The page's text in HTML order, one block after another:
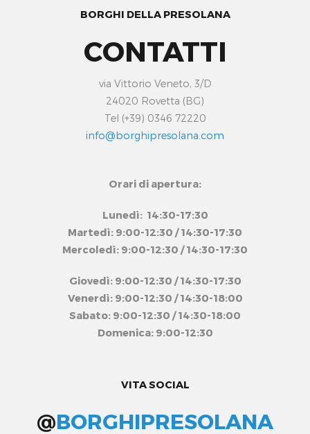
BORGHI DELLA PRESOLANA
CONTATTI
via Vittorio Veneto, 3/D
24020 Rovetta (BG)
Tel (+39) 0346 72220
info@borghipresolana.com
Orari di apertura:
Lunedì: 14:30-17:30
Martedì: 9:00-12:30 / 14:30-17:30
Mercoledì: 9:00-12:30 / 14:30-17:30
Giovedì: 9:00-12:30 / 14:30-17:30
Venerdì: 9:00-12:30 / 14:30-18:00
Sabato: 9:00-12:30 / 14:30-18:00
Domenica: 9:00-12:30
VITA SOCIAL
@BORGHIPRESOLANA